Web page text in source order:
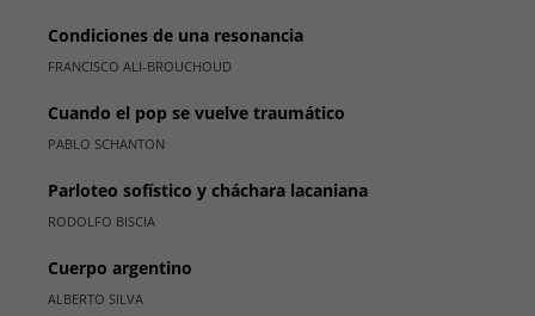
Condiciones de una resonancia
FRANCISCO ALI-BROUCHOUD
Cuando el pop se vuelve traumático
PABLO SCHANTON
Parloteo sofístico y cháchara lacaniana
RODOLFO BISCIA
Cuerpo argentino
ALBERTO SILVA